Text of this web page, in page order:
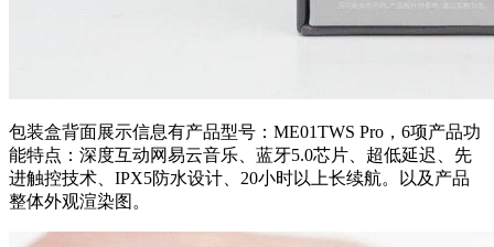
包装盒背面展示信息有产品型号：ME01TWS Pro，6项产品功
能特点：深度互动网易云音乐、蓝牙5.0芯片、超低延迟、先
进触控技术、IPX5防水设计、20小时以上长续航。以及产品
整体外观渲染图。